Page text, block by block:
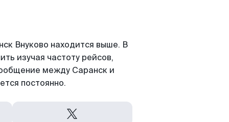
Внуково находится выше. В
изучая частоту рейсов,
между Саранск и
постоянно.